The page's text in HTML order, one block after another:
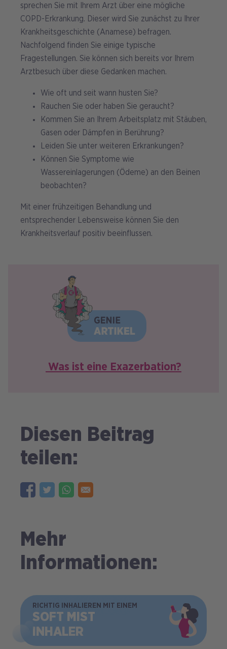
sprechen Sie mit Ihrem Arzt über eine mögliche
COPD-Erkrankung. Dieser wird Sie zunächst zu Ihrer
Krankheitsgeschichte (Anamese) befragen.
Nachfolgend finden Sie einige typische
Fragestellungen. Sie können sich bereits vor Ihrem
Arztbesuch über diese Gedanken machen.
Wie oft und seit wann husten Sie?
Rauchen Sie oder haben Sie geraucht?
Kommen Sie an Ihrem Arbeitsplatz mit Stäuben,
Gasen oder Dämpfen in Berührung?
Leiden Sie unter weiteren Erkrankungen?
Können Sie Symptome wie
Wassereinlagerungen (Ödeme) an den Beinen
beobachten?
Mit einer frühzeitigen Behandlung und
entsprechender Lebensweise können Sie den
Krankheitsverlauf positiv beeinflussen.
Was ist eine Exazerbation?
Diesen Beitrag
teilen:
Mehr
Informationen:
BILD
RICHTIG INHALIEREN MIT EINEM
SOFT MIST
INHALER